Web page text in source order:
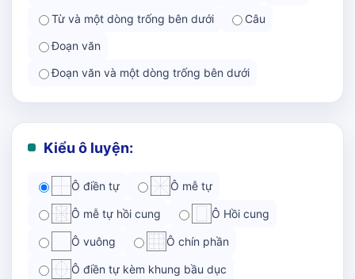
Từ và một dòng trống bên dưới
Câu
Đoạn văn
Đoạn văn và một dòng trống bên dưới
Kiểu ô luyện:
Ô điền tự Ô mễ tự
Ô mễ tự hồi cung Ô Hồi cung
Ô vuông Ô chín phần
Ô điền tự kèm khung bầu dục